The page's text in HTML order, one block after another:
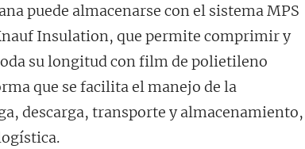
puede almacenarse con el sistema MPS
Insulation, que permite comprimir y
su longitud con film de polietileno
que se facilita el manejo de la
descarga, transporte y almacenamiento,